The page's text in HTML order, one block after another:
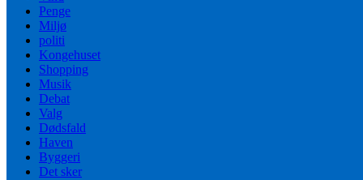
Penge
Miljø
politi
Kongehuset
Shopping
Musik
Debat
Valg
Dødsfald
Haven
Byggeri
Det sker